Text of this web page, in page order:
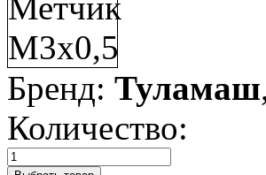
Бренд: Туламаш
Количество: